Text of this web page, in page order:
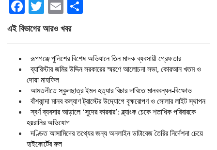
Facebook
TwitterEmail
এই বিভাগের আরও খবর
রূপগঞ্জে পুলিশের বিশেষ অভিযানে তিন মাদক ব্যবসায়ী গ্রেফতার
ব্যারিস্টার জমির উদ্দিন সরকারের স্মরণে আলোচনা সভা, কোরআন খতম ও
দোয়া মাহফিল
আমতলীতে স্কুলছাত্র ইমন হত্যার বিচার দাবিতে মানববন্ধন-বিক্ষোভ
বাঁশকান্দা মানব কল্যাণ ট্রাস্টের উদ্যোগে বৃক্ষরোপণ ও সোলার লাইট স্থাপন
স্বর্ণ ব্যবসার আড়ালে ‘সুদের কারবার’: ব্ল্যাংক চেকে শতাধিক পরিবারকে
হয়রানির অভিযোগ
দণ্ডিত আসামিদের তথ্যের জন্য অনলাইন ডাটাবেজ তৈরির নির্দেশনা চেয়ে
হাইকোর্টের রুল